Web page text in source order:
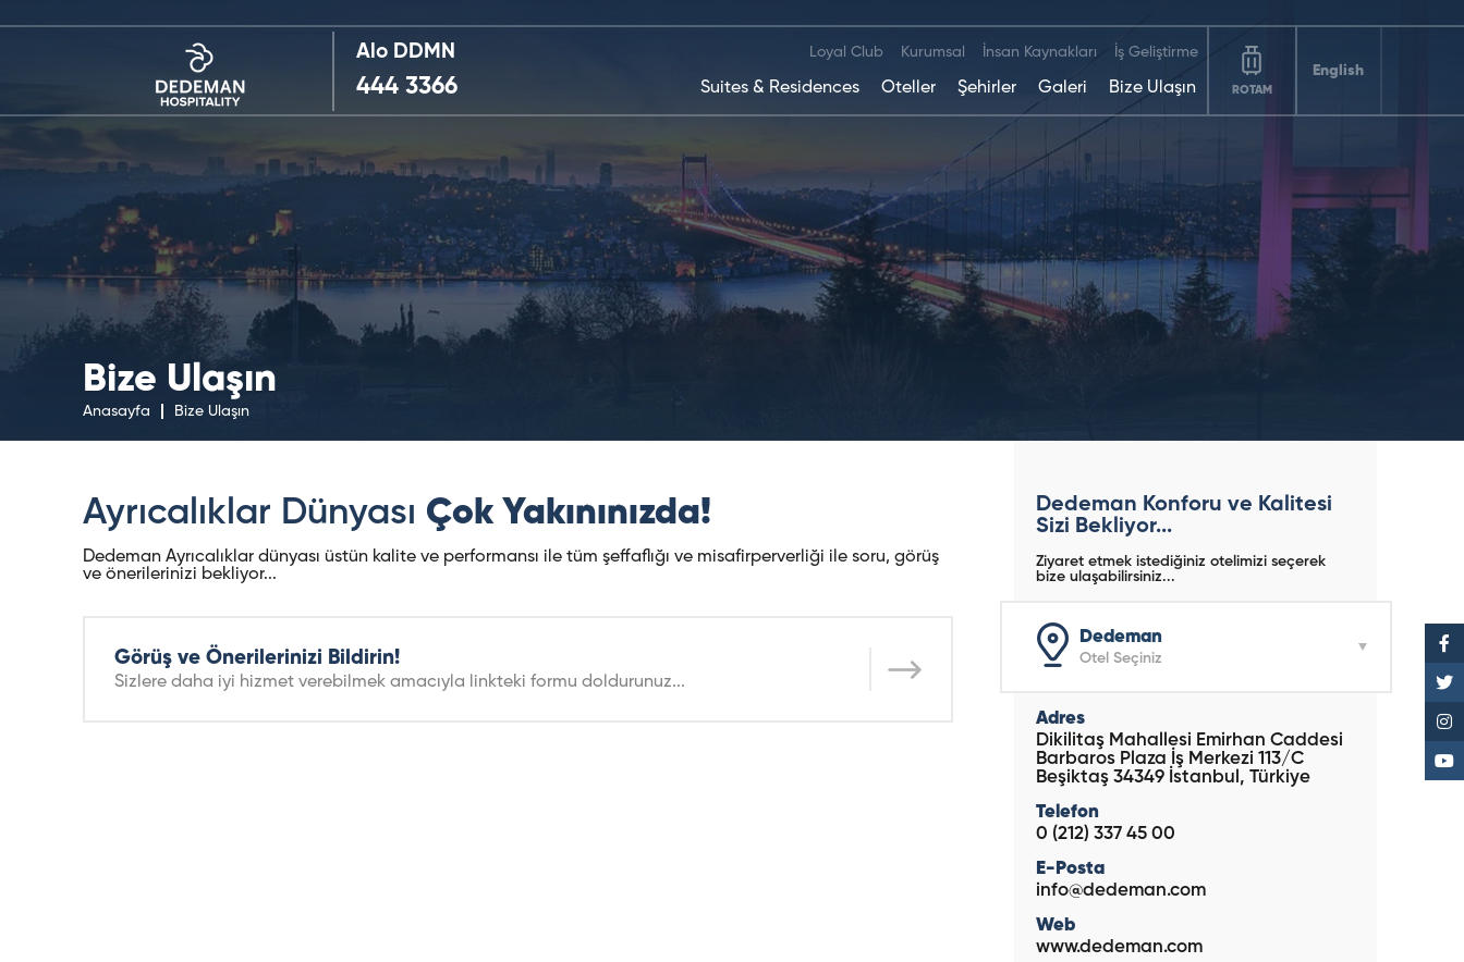
Alo DDMN
444 3366
Loyal Club Kurumsal İnsan Kaynakları İş Geliştirme
Suites & Residences Oteller Şehirler Galeri Bize Ulaşın ROTAM
English
Bize Ulaşın
Anasayfa Bize Ulaşın
Ayrıcalıklar Dünyası Çok Yakınınızda!
Dedeman Ayrıcalıklar dünyası üstün kalite ve performansı ile tüm şeffaflığı ve misafirperverliği ile soru, görüş
ve önerilerinizi bekliyor...
Görüş ve Önerilerinizi Bildirin!
Sizlere daha iyi hizmet verebilmek amacıyla linkteki formu doldurunuz...
Dedeman Konforu ve Kalitesi
Sizi Bekliyor...
Ziyaret etmek istediğiniz otelimizi seçerek
bize ulaşabilirsiniz...
Dedeman
Otel Seçiniz
Adres
Dikilitaş Mahallesi Emirhan Caddesi
Barbaros Plaza İş Merkezi 113/C
Beşiktaş 34349 İstanbul, Türkiye
Telefon
0 (212) 337 45 00
E-Posta
info@dedeman.com
Web
www.dedeman.com